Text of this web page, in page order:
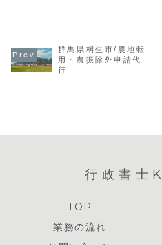
政書士
行政書士
群馬県桐生市/農地転
用・農振除外申請代
行
行政書士
TOP
業務の流れ